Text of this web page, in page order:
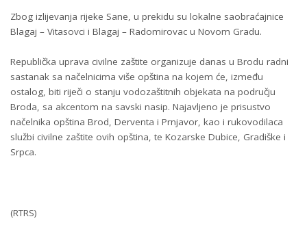
Zbog izlijevanja rijeke Sane, u prekidu su lokalne saobraćajnice
Blagaj – Vitasovci i Blagaj – Radomirovac u Novom Gradu.
Republička uprava civilne zaštite organizuje danas u Brodu radni
sastanak sa načelnicima više opština na kojem će, između
ostalog, biti riječi o stanju vodozaštitnih objekata na području
Broda, sa akcentom na savski nasip. Najavljeno je prisustvo
načelnika opština Brod, Derventa i Prnjavor, kao i rukovodilaca
službi civilne zaštite ovih opština, te Kozarske Dubice, Gradiške i
Srpca.
(RTRS)